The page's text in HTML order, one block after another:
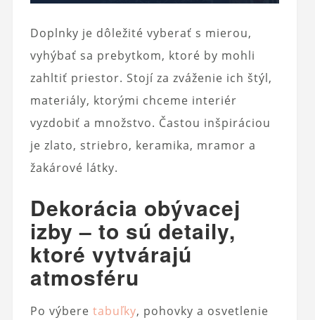
Doplnky je dôležité vyberať s mierou,
vyhýbať sa prebytkom, ktoré by mohli
zahltiť priestor. Stojí za zváženie ich štýl,
materiály, ktorými chceme interiér
vyzdobiť a množstvo. Častou inšpiráciou
je zlato, striebro, keramika, mramor a
žakárové látky.
Dekorácia obývacej
izby – to sú detaily,
ktoré vytvárajú
atmosféru
Po výbere tabuľky, pohovky a osvetlenie